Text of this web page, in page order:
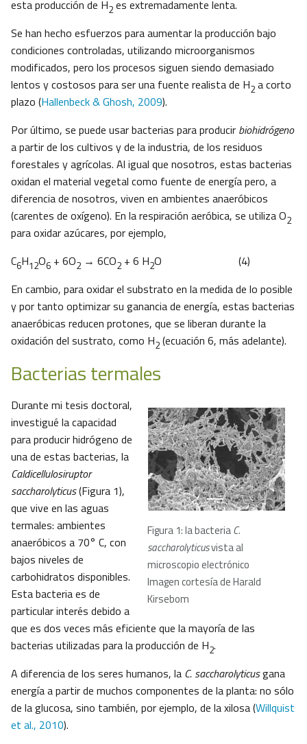
esta producción de H2 es extremadamente lenta.
Se han hecho esfuerzos para aumentar la producción bajo
condiciones controladas, utilizando microorganismos
modificados, pero los procesos siguen siendo demasiado
lentos y costosos para ser una fuente realista de H2 a corto
plazo (Hallenbeck & Ghosh, 2009).
Por último, se puede usar bacterias para producir biohidrógeno
a partir de los cultivos y de la industria, de los residuos
forestales y agrícolas. Al igual que nosotros, estas bacterias
oxidan el material vegetal como fuente de energía pero, a
diferencia de nosotros, viven en ambientes anaeróbicos
(carentes de oxígeno). En la respiración aeróbica, se utiliza O2
para oxidar azúcares, por ejemplo,
C6H12O6 + 6O2 → 6CO2 + 6 H2O (4)
En cambio, para oxidar el substrato en la medida de lo posible
y por tanto optimizar su ganancia de energía, estas bacterias
anaeróbicas reducen protones, que se liberan durante la
oxidación del sustrato, como H2 (ecuación 6, más adelante).
Bacterias termales
Figura 1: la bacteriaC.
saccharolyticusvista al
microscopio electrónico
Imagen cortesía de Harald
Kirsebom
Durante mi tesis doctoral,
investigué la capacidad
para producir hidrógeno de
una de estas bacterias, la
Caldicellulosiruptor
saccharolyticus(Figura 1),
que vive en las aguas
termales: ambientes
anaeróbicos a 70° C, con
bajos niveles de
carbohidratos disponibles.
Esta bacteria es de
particular interés debido a
que es dos veces más eficiente que la mayoría de las
bacterias utilizadas para la producción de H2.
A diferencia de los seres humanos, la C. saccharolyticusgana
energía a partir de muchos componentes de la planta: no sólo
de la glucosa, sino también, por ejemplo, de la xilosa (Willquist
et al., 2010).